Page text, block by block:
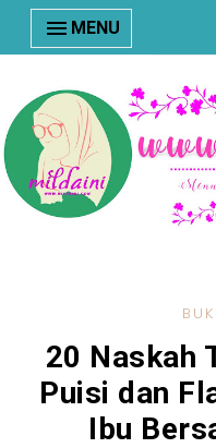
nav#menunav { border-
MENU
20 Naskah
Puisi dan
Ibu